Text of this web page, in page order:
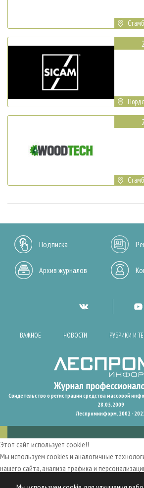
Подписка
Архив журналов
ВАЖНОЕ НОВОСТИ РУБРИКИ И
Свидетельство о регистрации средства массовой
28.05.2009
Леспроминформ. 2002 -
Этот сайт использует cookie!!
Мы используем cookies и аналогичные
нашего сайта, анализа трафика и